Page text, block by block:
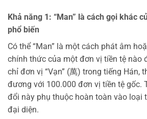
Khả năng 1: “Man” là cách gọi khác
phổ biến
Có thể “Man” là một cách phát âm
chính thức của một đơn vị tiền tệ nào
chỉ đơn vị “Vạn” (萬) trong tiếng Hán,
đương với 100.000 đơn vị tiền tệ gốc.
đổi này phụ thuộc hoàn toàn vào loại
đại diện.